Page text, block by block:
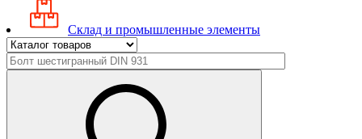
Склад и промышленные элементы